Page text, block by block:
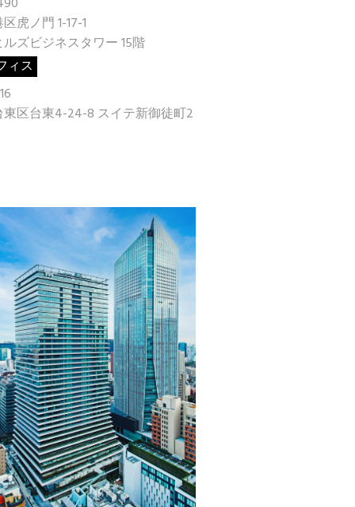
虎ノ門 1-17-1
ズビジネスタワー 15階
ィス
区台東4-24-8 スイテ新御徒町2